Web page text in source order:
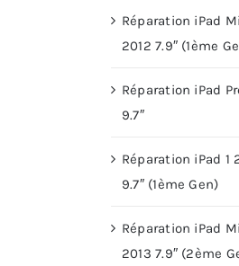
Réparation iPad
2012 7.9″ (1ème
Réparation iPad
9.7″
Réparation iPad 1
9.7″ (1ème Gen)
Réparation iPad
2013 7.9″ (2ème